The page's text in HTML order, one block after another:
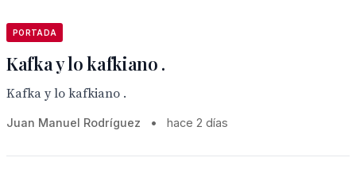
PORTADA
Kafka y lo kafkiano .
Kafka y lo kafkiano .
Juan Manuel Rodríguez • hace 2 días